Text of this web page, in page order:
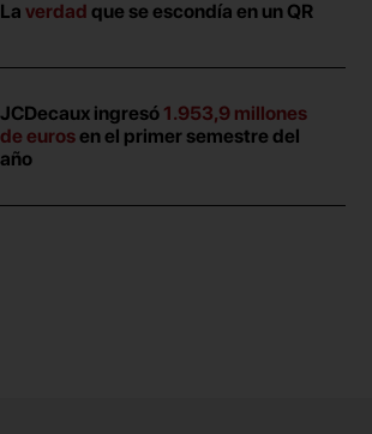
Laverdad que se escondía en un QR
JCDecaux ingresó 1.953,9 millones
de eurosen el primer semestre del
año